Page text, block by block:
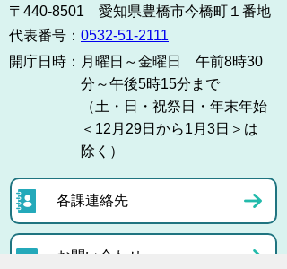
〒440-8501 愛知県豊橋市今橋町１番地
代表番号： 0532-51-2111
開庁日時： 月曜日～金曜日 午前8時30
分～午後5時15分まで
（土・日・祝祭日・年末年始
＜12月29日から1月3日＞は
除く）
各課連絡先
お問い合わせ